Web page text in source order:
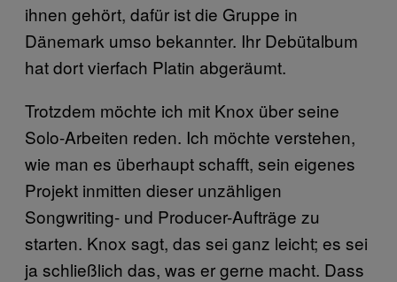
ihnen gehört, dafür ist die Gruppe in
Dänemark umso bekannter. Ihr Debütalbum
hat dort vierfach Platin abgeräumt.
Trotzdem möchte ich mit Knox über seine
Solo-Arbeiten reden. Ich möchte verstehen,
wie man es überhaupt schafft, sein eigenes
Projekt inmitten dieser unzähligen
Songwriting- und Producer-Aufträge zu
starten. Knox sagt, das sei ganz leicht; es sei
ja schließlich das, was er gerne macht. Dass